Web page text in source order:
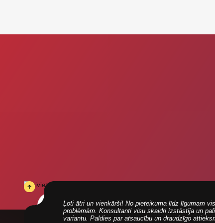
Ļoti ātri un vienkārši! No pieteikuma līdz līgumam
problēmām. Konsultanti visu skaidri izstāstīja un
variantu. Paldies par atsaucību un draudzīgo